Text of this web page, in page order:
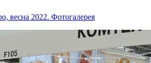
весна 2022. Фотогалерея